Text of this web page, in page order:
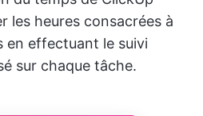
les heures consacrées à
en effectuant le suivi
sur chaque tâche.